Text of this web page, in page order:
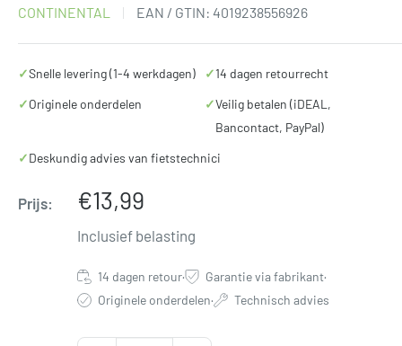
CONTINENTAL EAN / GTIN: 4019238556926
✓Snelle levering (1-4 werkdagen) ✓14 dagen retourrecht
✓Originele onderdelen ✓Veilig betalen (iDEAL,
Bancontact, PayPal)
✓Deskundig advies van fietstechnici
Prijs: Verkoopprijs
€13,99
Inclusief belasting
14 dagen retour· Garantie via fabrikant·
Originele onderdelen· Technisch advies